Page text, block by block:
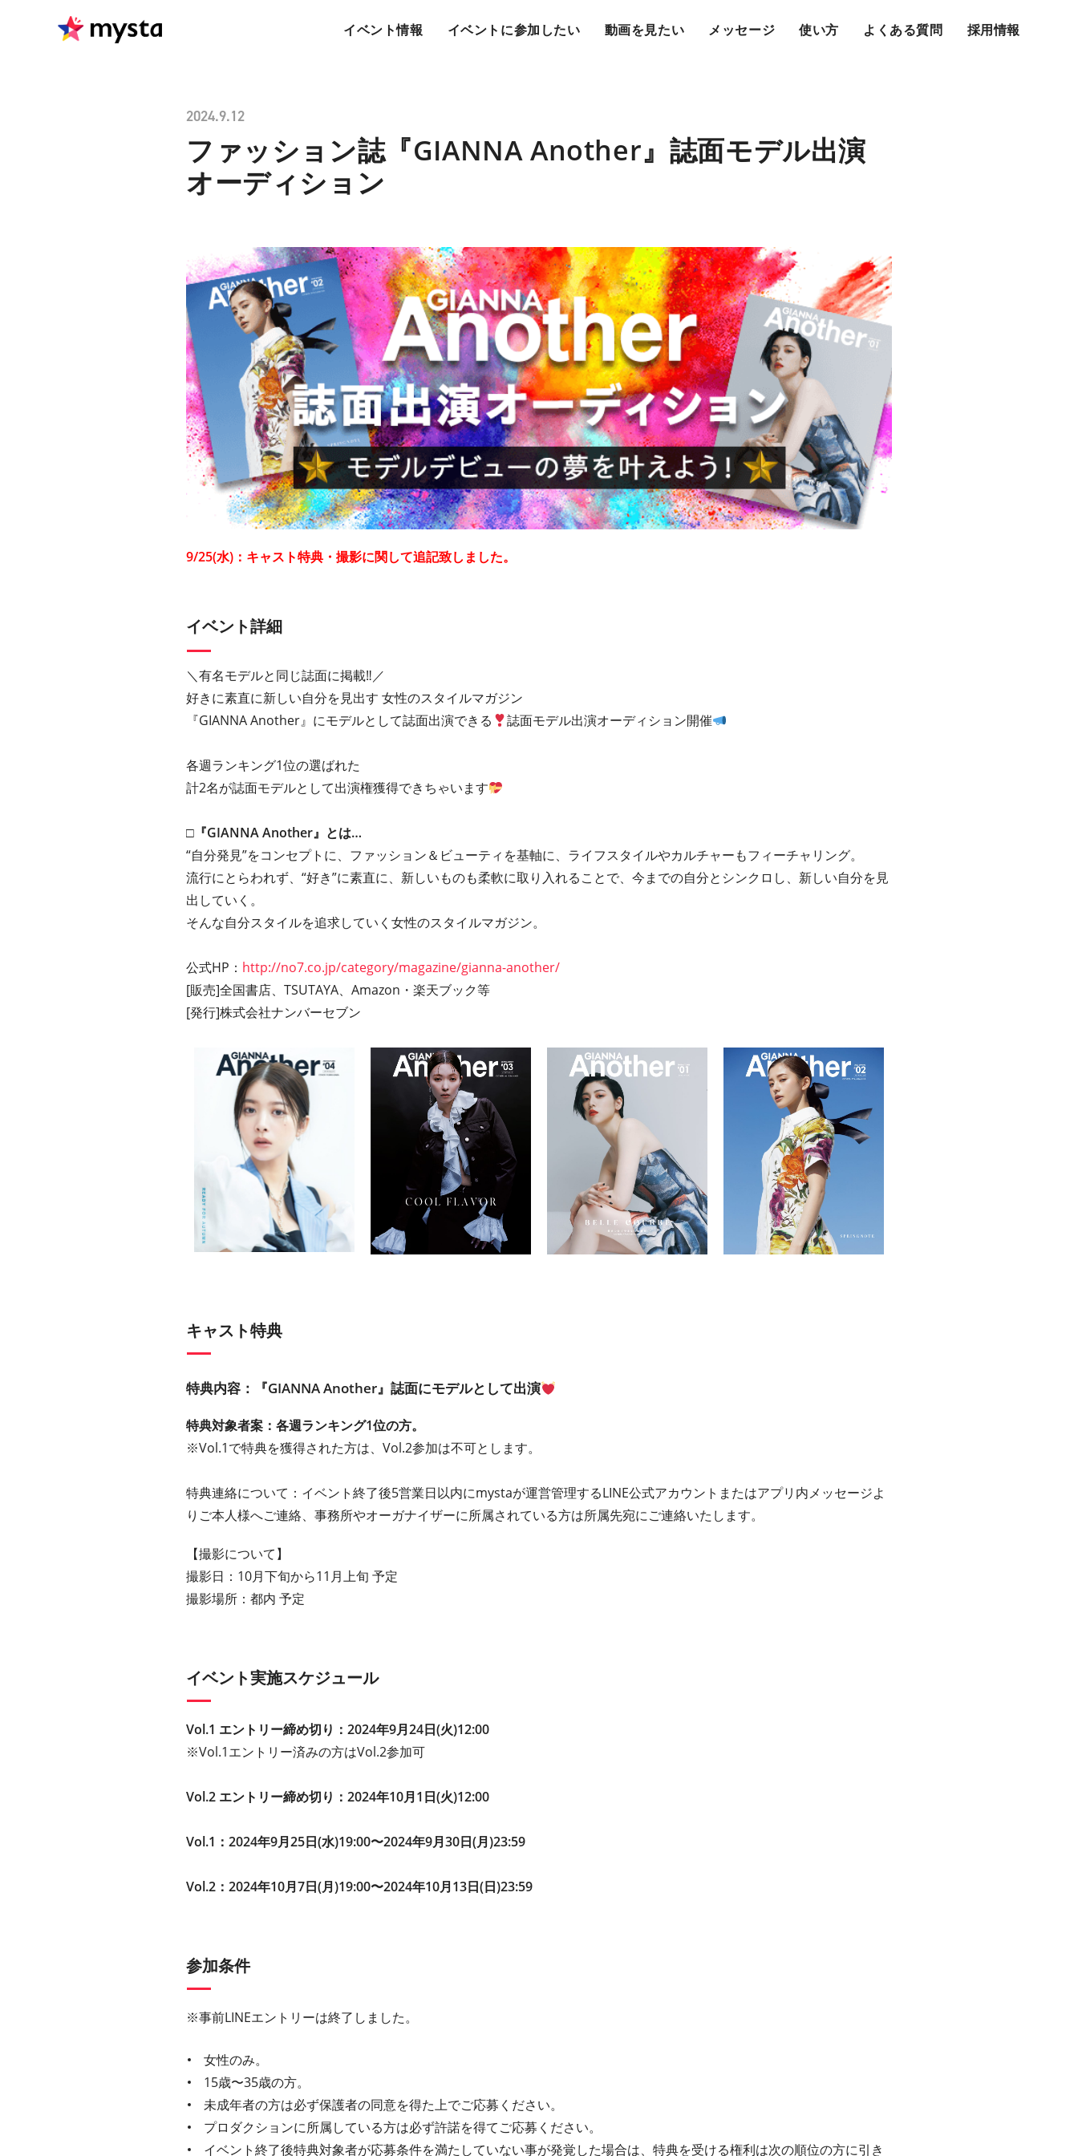
イベント情報 イベントに参加したい 動画を見たい メッセージ 使い方 よくある質問 採用情報
2024.9.12
ファッション誌『GIANNA Another』誌面モデル出演
オーディション
9/25(水)：キャスト特典・撮影に関して追記致しました。
イベント詳細
＼有名モデルと同じ誌面に掲載‼︎／
好きに素直に新しい自分を見出す 女性のスタイルマガジン
『GIANNA Another』にモデルとして誌面出演できる
誌面モデル出演オーディション開催
各週ランキング1位の選ばれた
計2名が誌面モデルとして出演権獲得できちゃいます
□『GIANNA Another』とは…
“自分発見”をコンセプトに、ファッション＆ビューティを基軸に、ライフスタイルやカルチャーもフィーチャリング。
流行にとらわれず、“好き”に素直に、新しいものも柔軟に取り入れることで、今までの自分とシンクロし、新しい自分を見
出していく。
そんな自分スタイルを追求していく女性のスタイルマガジン。
公式HP： http://no7.co.jp/category/magazine/gianna-another/
[販売]全国書店、TSUTAYA、Amazon・楽天ブック等
[発行]株式会社ナンバーセブン
キャスト特典
特典内容：『GIANNA Another』誌面にモデルとして出演
特典対象者案：各週ランキング1位の方。
※Vol.1で特典を獲得された方は、Vol.2参加は不可とします。
特典連絡について：イベント終了後5営業日以内にmystaが運営管理するLINE公式アカウントまたはアプリ内メッセージよ
りご本人様へご連絡、事務所やオーガナイザーに所属されている方は所属先宛にご連絡いたします。
【撮影について】
撮影日：10月下旬から11月上旬 予定
撮影場所：都内 予定
イベント実施スケジュール
Vol.1 エントリー締め切り：2024年9月24日(火)12:00
※Vol.1エントリー済みの方はVol.2参加可
Vol.2 エントリー締め切り：2024年10月1日(火)12:00
Vol.1：2024年9月25日(水)19:00〜2024年9月30日(月)23:59
Vol.2：2024年10月7日(月)19:00〜2024年10月13日(日)23:59
参加条件
※事前LINEエントリーは終了しました。
女性のみ。
15歳〜35歳の方。
未成年者の方は必ず保護者の同意を得た上でご応募ください。
プロダクションに所属している方は必ず許諾を得てご応募ください。
イベント終了後特典対象者が応募条件を満たしていない事が発覚した場合は、特典を受ける権利は次の順位の方に引き